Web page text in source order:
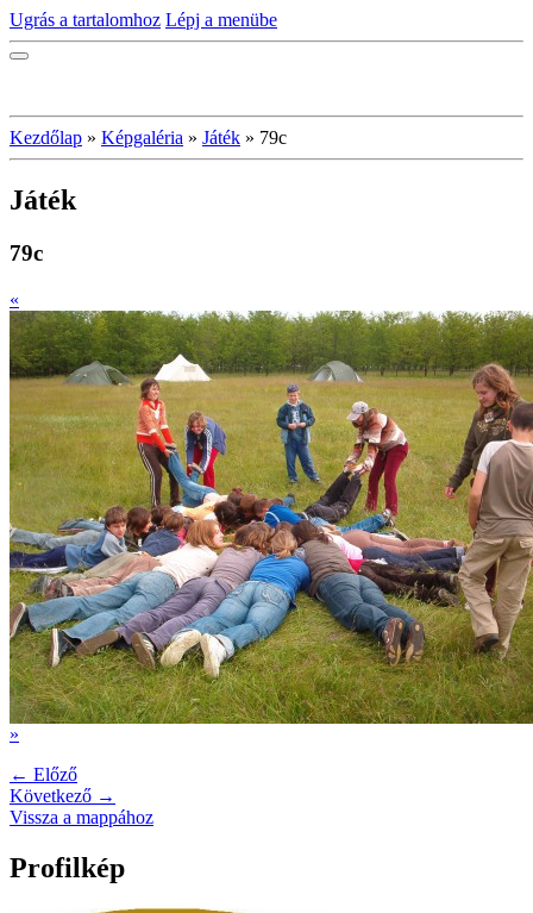
Ugrás a tartalomhoz Lépj a menübe
Kezdőlap » Képgaléria » Játék » 79c
Játék
79c
«
»
← Előző
Következő →
Vissza a mappához
Profilkép